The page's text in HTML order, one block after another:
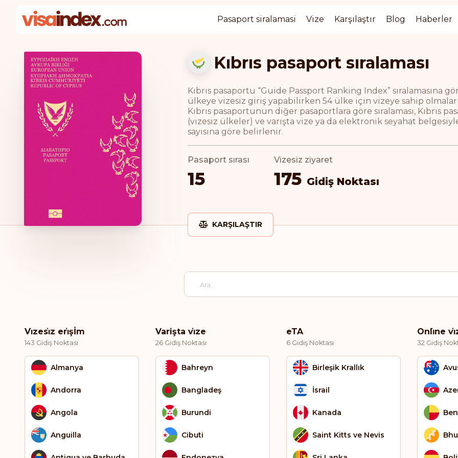
Pasaport siralamasi Vize Karşılaştır Blog Haberler
Kıbrıs pasaport sıralaması
Kıbrıs pasaportu “Guide Passport Ranking Index” sıralamasına
ülkeye vizesiz giriş yapabilirken 54 ülke için vizeye sahip
Kıbrıs pasaportunun diğer pasaportlara göre sıralaması, Kıbrıs
(vizesiz ülkeler) ve varışta vize ya da elektronik seyahat
sayısına göre belirlenir.
Pasaport sırası
15
Vizesiz ziyaret
175 Gidiş Noktası
KARŞILAŞTIR
Vi̇zesi̇z eri̇şİm
143 Gidiş Noktası
Almanya
Andorra
Angola
Anguilla
Varişta vi̇ze
26 Gidiş Noktası
Bahreyn
Bangladeş
Burundi
Cibuti
eTA
6 Gidiş Noktası
Birleşik Krallık
İsrail
Kanada
Saint Kitts ve Nevis
Onli̇ne
32 Gidiş